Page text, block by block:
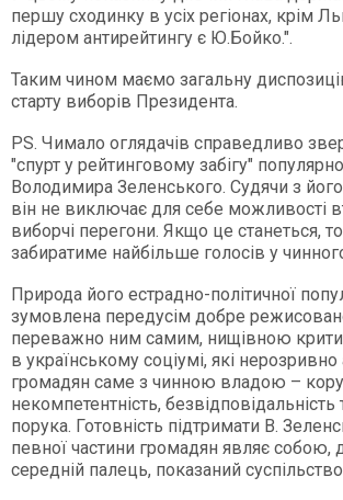
першу сходинку в усіх регіонах, крім
лідером антирейтингу є Ю.Бойко.".
Таким чином маємо загальну
старту виборів Президента.
PS. Чимало оглядачів справедливо
"спурт у рейтинговому забігу"
Володимира Зеленського. Судячи з його
він не виключає для себе можливості
виборчі перегони. Якщо це станеться,
забиратиме найбільше голосів у
Природа його естрадно-політичної
зумовлена передусім добре
переважно ним самим, нищівною
в українському соціумі, які
громадян саме з чинною владою –
некомпетентність, безвідповідальність
порука. Готовність підтримати В.
певної частини громадян являє собою,
середній палець, показаний